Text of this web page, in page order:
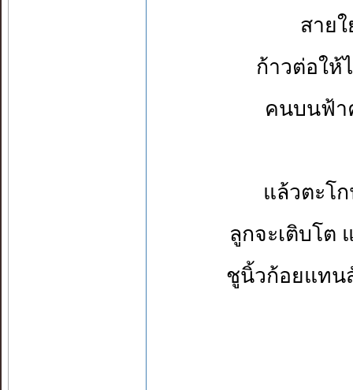
สาย
ก้าวต่อให้
คนบนฟ้า
แล้วตะโ
ลูกจะเติบโต
ชูนิ้วก้อยแทน